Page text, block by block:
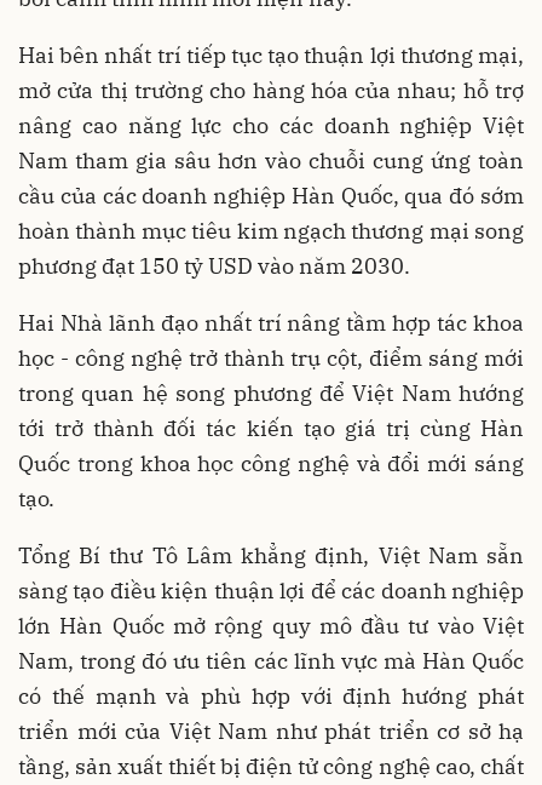
Hai bên nhất trí tiếp tục tạo thuận lợi thương mại,
mở cửa thị trường cho hàng hóa của nhau; hỗ trợ
nâng cao năng lực cho các doanh nghiệp Việt
Nam tham gia sâu hơn vào chuỗi cung ứng toàn
cầu của các doanh nghiệp Hàn Quốc, qua đó sớm
hoàn thành mục tiêu kim ngạch thương mại song
phương đạt 150 tỷ USD vào năm 2030.
Hai Nhà lãnh đạo nhất trí nâng tầm hợp tác khoa
học - công nghệ trở thành trụ cột, điểm sáng mới
trong quan hệ song phương để Việt Nam hướng
tới trở thành đối tác kiến tạo giá trị cùng Hàn
Quốc trong khoa học công nghệ và đổi mới sáng
tạo.
Tổng Bí thư Tô Lâm khẳng định, Việt Nam sẵn
sàng tạo điều kiện thuận lợi để các doanh nghiệp
lớn Hàn Quốc mở rộng quy mô đầu tư vào Việt
Nam, trong đó ưu tiên các lĩnh vực mà Hàn Quốc
có thế mạnh và phù hợp với định hướng phát
triển mới của Việt Nam như phát triển cơ sở hạ
tầng, sản xuất thiết bị điện tử công nghệ cao, chất